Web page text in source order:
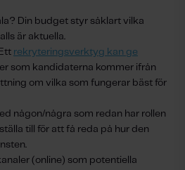
Din budget styr såklart vilka
är aktuella.
rekryteringsverktyg kan ge
som kandidaterna kommer ifrån
om vilka som fungerar bäst för
någon/några som redan har rollen
till för att få reda på hur den
(online) som potentiella